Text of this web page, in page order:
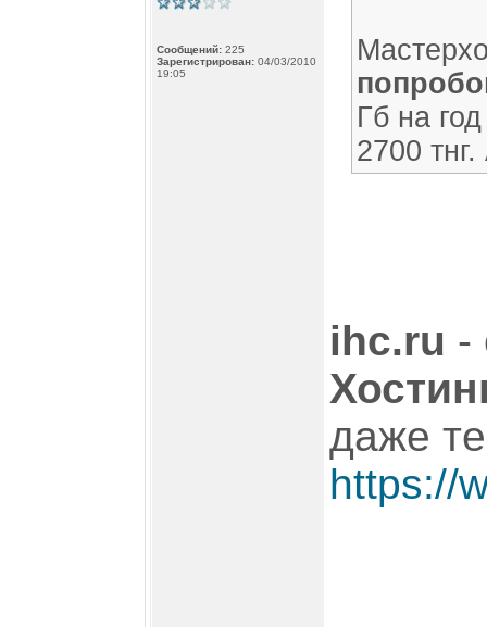
Сообщений: 225
Зарегистрирован: 04/03/2010
19:05
Гб на
2700
ihc.ru -
даже
https://